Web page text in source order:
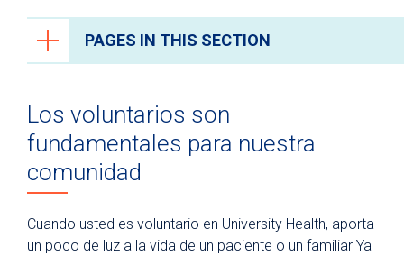
PAGES IN THIS SECTION
University Health Foundation
Give Blood
Volunteer
Volunteer Opportunities
How to Apply
Los voluntarios son
fundamentales para nuestra
comunidad
Cuando usted es voluntario en University Health, aporta
un poco de luz a la vida de un paciente o un familiar Ya